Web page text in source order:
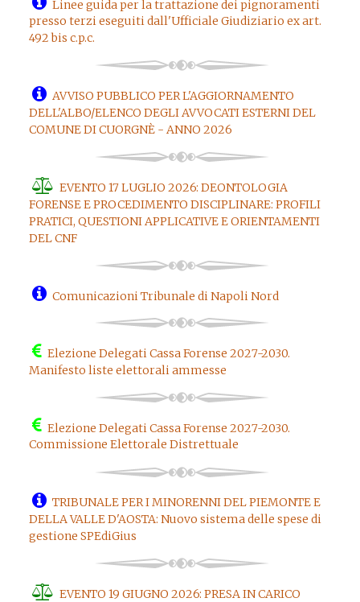
Linee guida per la trattazione dei pignoramenti
presso terzi eseguiti dall'Ufficiale Giudiziario ex art.
492 bis c.p.c.
AVVISO PUBBLICO PER L'AGGIORNAMENTO
DELL'ALBO/ELENCO DEGLI AVVOCATI ESTERNI DEL
COMUNE DI CUORGNÈ - ANNO 2026
EVENTO 17 LUGLIO 2026: DEONTOLOGIA
FORENSE E PROCEDIMENTO DISCIPLINARE: PROFILI
PRATICI, QUESTIONI APPLICATIVE E ORIENTAMENTI
DEL CNF
Comunicazioni Tribunale di Napoli Nord
Elezione Delegati Cassa Forense 2027-2030.
Manifesto liste elettorali ammesse
Elezione Delegati Cassa Forense 2027-2030.
Commissione Elettorale Distrettuale
TRIBUNALE PER I MINORENNI DEL PIEMONTE E
DELLA VALLE D'AOSTA: Nuovo sistema delle spese di
gestione SPEdiGius
EVENTO 19 GIUGNO 2026: PRESA IN CARICO